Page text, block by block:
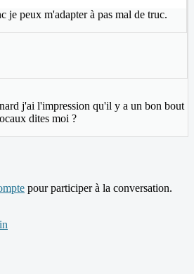
je peux m'adapter à pas mal de truc.
j'ai l'impression qu'il y a un bon bout
dites moi ?
pour participer à la conversation.